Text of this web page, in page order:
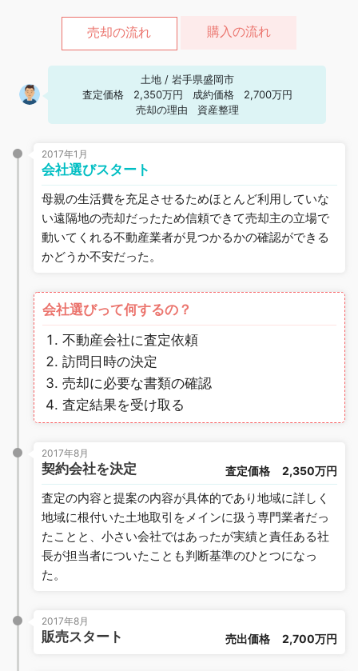
売却の流れ 購入の流れ
土地 / 岩手県盛岡市
査定価格
2,350万円 成約価格
2,700万円
売却の理由
資産整理
2017年1月
会社選びスタート
母親の生活費を充足させるためほとんど利用していな
い遠隔地の売却だったため信頼できて売却主の立場で
動いてくれる不動産業者が見つかるかの確認ができる
かどうか不安だった。
会社選びって何するの？
不動産会社に査定依頼
訪問日時の決定
売却に必要な書類の確認
査定結果を受け取る
2017年8月
契約会社を決定 査定価格 2,350万円
査定の内容と提案の内容が具体的であり地域に詳しく
地域に根付いた土地取引をメインに扱う専門業者だっ
たことと、小さい会社ではあったが実績と責任ある社
長が担当者についたことも判断基準のひとつになっ
た。
2017年8月
販売スタート 売出価格 2,700万円